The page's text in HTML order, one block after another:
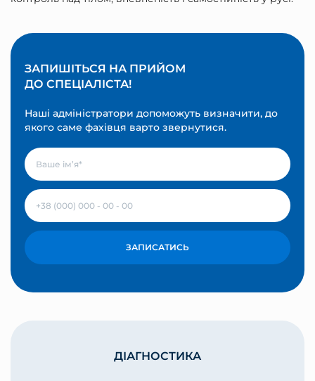
ЗАПИШІТЬСЯ НА ПРИЙОМ
ДО СПЕЦІАЛІСТА!
Наші адміністратори допоможуть визначити, до
якого саме фахівця варто звернутися.
ЗАПИСАТИСЬ
ДІАГНОСТИКА